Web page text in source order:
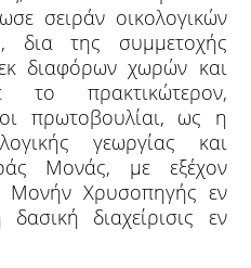
σειράν οικολογικών
δια της συμμετοχής
διαφόρων χωρών και
πρακτικώτερον,
πρωτοβουλίαι, ως η
γεωργίας και
Μονάς, με εξέχον
Μονήν Χρυσοπηγής εν
διαχείρισις εν